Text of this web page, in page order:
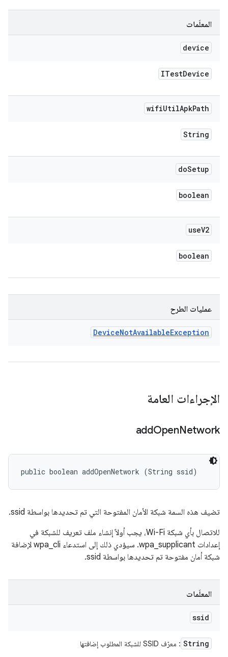
المعلَمات
device
ITestDevice
wifiUtilApkPath
String
doSetup
boolean
useV2
boolean
عمليات الطرح
DeviceNotAvailableException
الإجراءات العامة
addOpenNetwork
public boolean addOpenNetwork (String ssid)
تضيف هذه السمة شبكة الأمان المفتوحة التي تم تحديدها بواسطة ssid.
للاتصال بأي شبكة Wi-Fi، يجب أولاً إنشاء ملف تعريف للشبكة في
إعدادات wpa_supplicant. سيؤدي ذلك إلى استدعاء wpa_cli لإضافة
شبكة أمان مفتوحة تم تحديدها بواسطة ssid.
المعلَمات
ssid
String : معرّف SSID للشبكة المطلوب إضافتها